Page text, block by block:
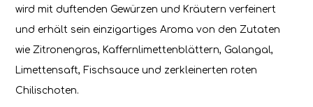
wird mit duftenden Gewürzen und Kräutern verfeinert
und erhält sein einzigartiges Aroma von den Zutaten
wie Zitronengras, Kaffernlimettenblättern, Galangal,
Limettensaft, Fischsauce und zerkleinerten roten
Chilischoten.